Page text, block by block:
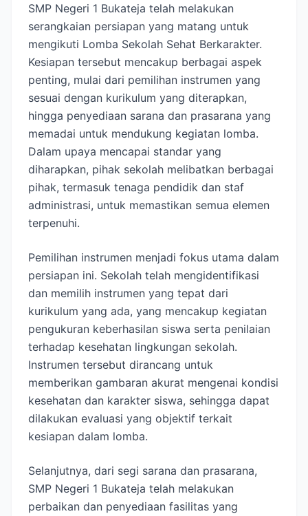
SMP Negeri 1 Bukateja telah melakukan
serangkaian persiapan yang matang untuk
mengikuti Lomba Sekolah Sehat Berkarakter.
Kesiapan tersebut mencakup berbagai aspek
penting, mulai dari pemilihan instrumen yang
sesuai dengan kurikulum yang diterapkan,
hingga penyediaan sarana dan prasarana yang
memadai untuk mendukung kegiatan lomba.
Dalam upaya mencapai standar yang
diharapkan, pihak sekolah melibatkan berbagai
pihak, termasuk tenaga pendidik dan staf
administrasi, untuk memastikan semua elemen
terpenuhi.
Pemilihan instrumen menjadi fokus utama dalam
persiapan ini. Sekolah telah mengidentifikasi
dan memilih instrumen yang tepat dari
kurikulum yang ada, yang mencakup kegiatan
pengukuran keberhasilan siswa serta penilaian
terhadap kesehatan lingkungan sekolah.
Instrumen tersebut dirancang untuk
memberikan gambaran akurat mengenai kondisi
kesehatan dan karakter siswa, sehingga dapat
dilakukan evaluasi yang objektif terkait
kesiapan dalam lomba.
Selanjutnya, dari segi sarana dan prasarana,
SMP Negeri 1 Bukateja telah melakukan
perbaikan dan penyediaan fasilitas yang